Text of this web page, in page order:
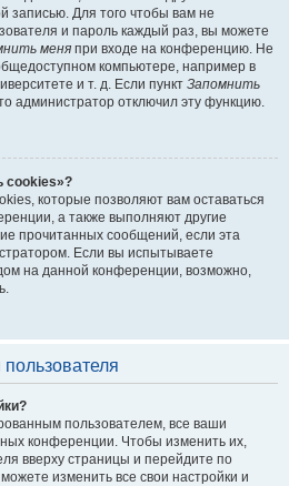
записью. Для того чтобы вам не
и пароль каждый раз, вы можете
меня при входе на конференцию. Не
компьютере, например в
и т. д. Если пункт Запомнить
администратор отключил эту функцию.
cookies»?
которые позволяют вам оставаться
а также выполняют другие
прочитанных сообщений, если эта
Если вы испытываете
на данной конференции, возможно,
пользователем, все ваши
конференции. Чтобы изменить их,
вверху страницы и перейдите по
изменить все свои настройки и